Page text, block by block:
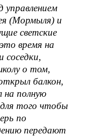
управлением
(Мормыля) и
светские
время на
соседки,
о том,
балкон,
на полную
для того чтобы
по
передают